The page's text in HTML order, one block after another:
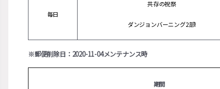
毎日
共存の祝祭
ダンジョンバーニング2部!
※郵便削除日：2020-11-04メンテナンス時
期間